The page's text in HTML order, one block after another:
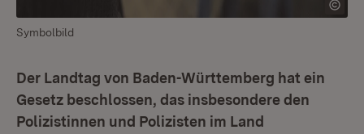
Symbolbild
Der Landtag von Baden-Württemberg hat ein
Gesetz beschlossen, das insbesondere den
Polizistinnen und Polizisten im Land